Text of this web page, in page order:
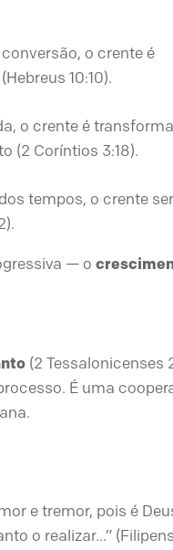
o crente é
10:10).
o crente é
(2 Coríntios 3:18).
tempos, o crente
— o
(2 Tessalonicenses
É uma
e tremor, pois é
o realizar…”